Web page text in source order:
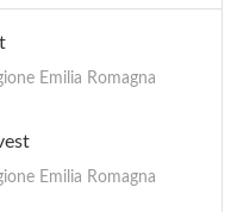
Emilia Romagna
Emilia Romagna